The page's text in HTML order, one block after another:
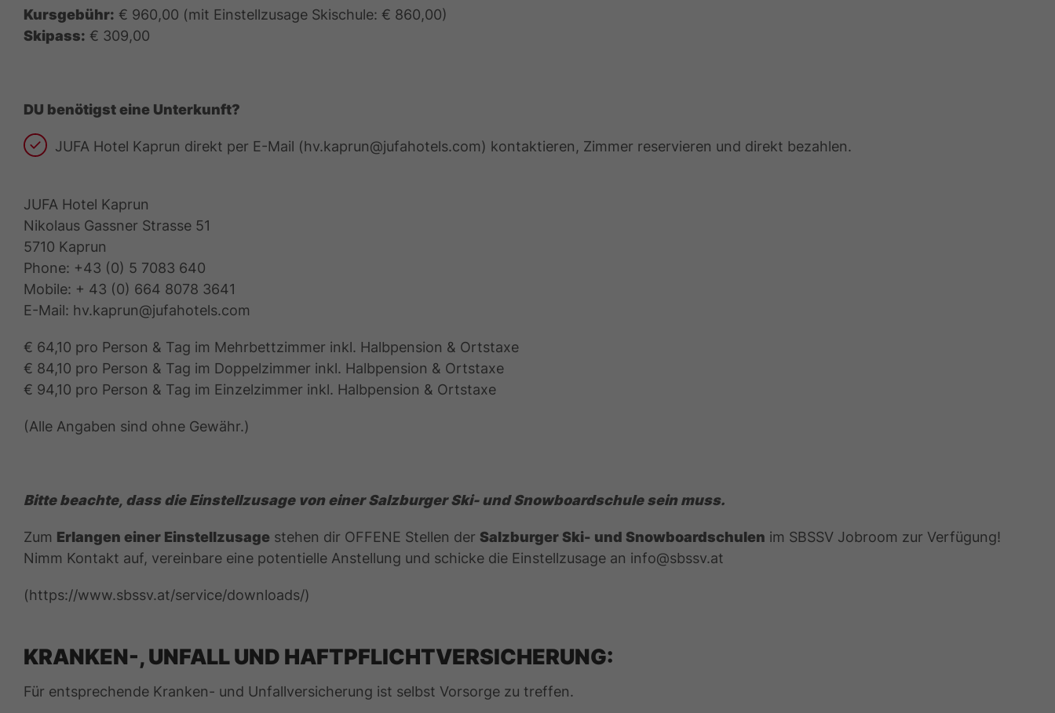
Kursgebühr: € 960,00 (mit Einstellzusage Skischule: € 860,00)
Skipass: € 309,00
DU benötigst eine Unterkunft?
JUFA Hotel Kaprun direkt per E-Mail (hv.kaprun@jufahotels.com) kontaktieren, Zimmer reservieren und direkt bezahlen.
JUFA Hotel Kaprun
Nikolaus Gassner Strasse 51
5710 Kaprun
Phone: +43 (0) 5 7083 640
Mobile: + 43 (0) 664 8078 3641
E-Mail: hv.kaprun@jufahotels.com
€ 64,10 pro Person & Tag im Mehrbettzimmer inkl. Halbpension & Ortstaxe
€ 84,10 pro Person & Tag im Doppelzimmer inkl. Halbpension & Ortstaxe
€ 94,10 pro Person & Tag im Einzelzimmer inkl. Halbpension & Ortstaxe
(Alle Angaben sind ohne Gewähr.)
Bitte beachte, dass die Einstellzusage von einer Salzburger Ski- und Snowboardschule sein muss.
Zum Erlangen einer Einstellzusage stehen dir OFFENE Stellen der Salzburger Ski- und Snowboardschulen im SBSSV Jobroom zur Verfügung!
Nimm Kontakt auf, vereinbare eine potentielle Anstellung und schicke die Einstellzusage an info@sbssv.at
(https://www.sbssv.at/service/downloads/)
KRANKEN-, UNFALL UND HAFTPFLICHTVERSICHERUNG:
Für entsprechende Kranken- und Unfallversicherung ist selbst Vorsorge zu treffen.